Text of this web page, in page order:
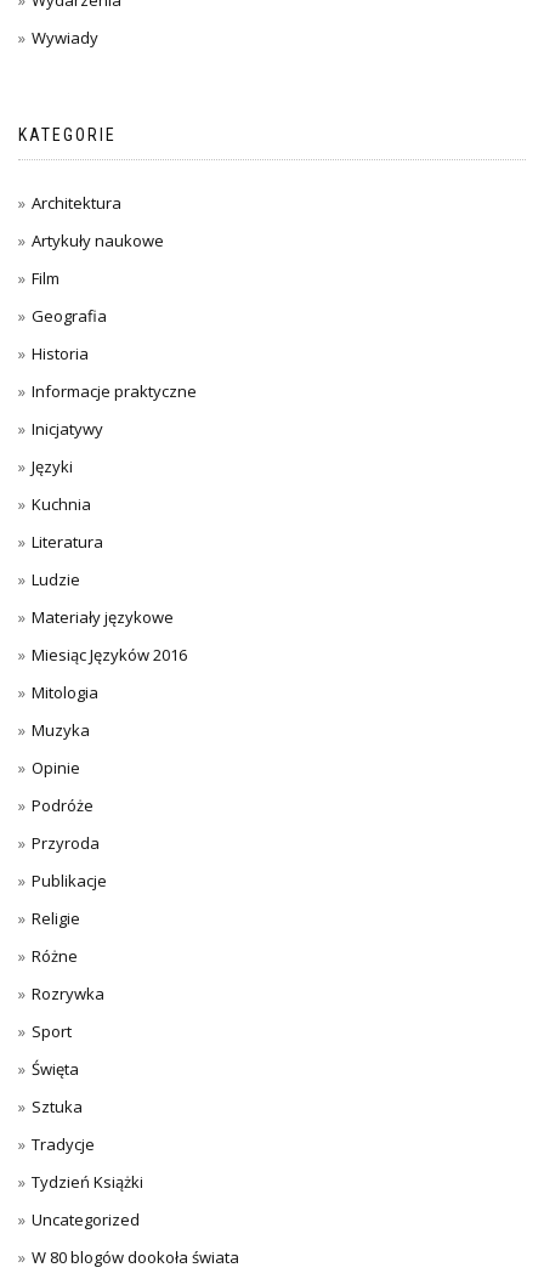
Wywiady
KATEGORIE
Architektura
Artykuły naukowe
Film
Geografia
Historia
Informacje praktyczne
Inicjatywy
Języki
Kuchnia
Literatura
Ludzie
Materiały językowe
Miesiąc Języków 2016
Mitologia
Muzyka
Opinie
Podróże
Przyroda
Publikacje
Religie
Różne
Rozrywka
Sport
Święta
Sztuka
Tradycje
Tydzień Książki
Uncategorized
W 80 blogów dookoła świata